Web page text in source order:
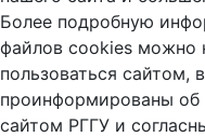
Более подробную
файлов cookies можно
пользоваться сайтом,
проинформированы об
сайтом РГГУ и